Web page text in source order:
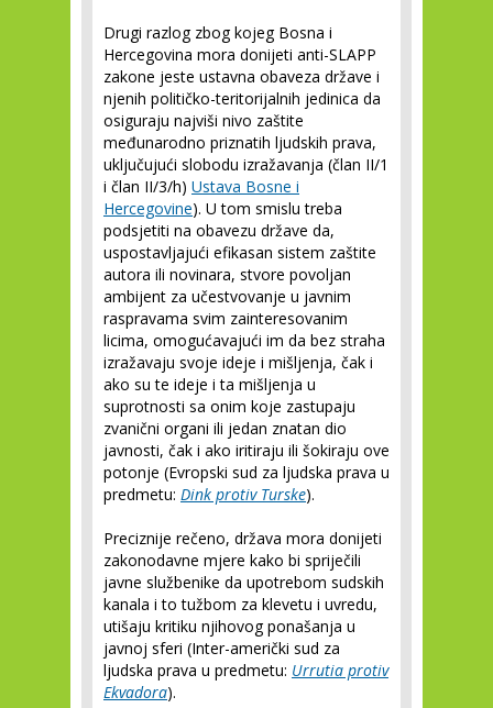
Drugi razlog zbog kojeg Bosna i
Hercegovina mora donijeti anti-SLAPP
zakone jeste ustavna obaveza države i
njenih političko-teritorijalnih jedinica da
osiguraju najviši nivo zaštite
međunarodno priznatih ljudskih prava,
uključujući slobodu izražavanja (član II/1
i član II/3/h) Ustava Bosne i
Hercegovine). U tom smislu treba
podsjetiti na obavezu države da,
uspostavljajući efikasan sistem zaštite
autora ili novinara, stvore povoljan
ambijent za učestvovanje u javnim
raspravama svim zainteresovanim
licima, omogućavajući im da bez straha
izražavaju svoje ideje i mišljenja, čak i
ako su te ideje i ta mišljenja u
suprotnosti sa onim koje zastupaju
zvanični organi ili jedan znatan dio
javnosti, čak i ako iritiraju ili šokiraju ove
potonje (Evropski sud za ljudska prava u
predmetu: Dink protiv Turske).
Preciznije rečeno, država mora donijeti
zakonodavne mjere kako bi spriječili
javne službenike da upotrebom sudskih
kanala i to tužbom za klevetu i uvredu,
utišaju kritiku njihovog ponašanja u
javnoj sferi (Inter-američki sud za
ljudska prava u predmetu: Urrutia protiv
Ekvadora).